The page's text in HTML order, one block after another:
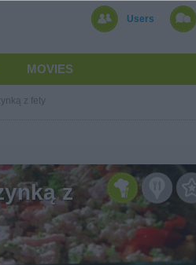
Users
MOVIES
z fety
z